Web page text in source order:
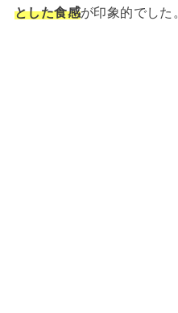
とした食感が印象的でした。